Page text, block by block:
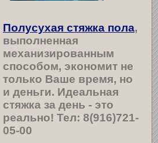
Полусухая стяжка пола,
выполненная
механизированным
способом, экономит не
только Ваше время, но
и деньги. Идеальная
стяжка за день - это
реально! Тел: 8(916)721-
05-00